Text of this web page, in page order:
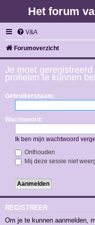
Het forum
V&A
Forumoverzicht
Je moet
profielen te kunnen
Gebruikersnaam:
Wachtwoord:
Ik ben mijn wachtwoord
Onthouden
Mij deze sessie niet
REGISTREER
Om je te kunnen aanmelden,